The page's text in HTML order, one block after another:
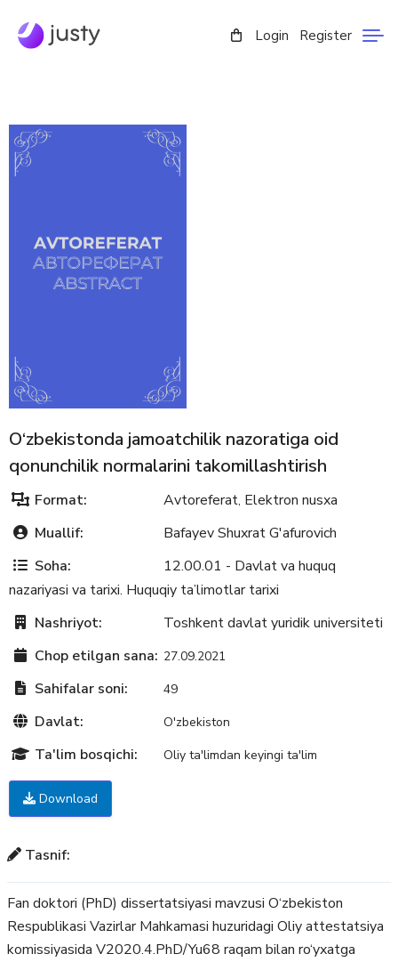
Login Register
O‘zbekistonda jamoatchilik nazoratiga oid
qonunchilik normalarini takomillashtirish
Format: Avtoreferat, Elektron nusxa
Muallif:
Bafayev Shuxrat G'afurovich
Soha:
12.00.01 - Davlat va huquq
nazariyasi va tarixi. Huquqiy ta’limotlar tarixi
Nashriyot:
Toshkent davlat yuridik universiteti
Chop etilgan sana: 27.09.2021
Sahifalar soni: 49
Davlat: O'zbekiston
Ta'lim bosqichi: Oliy ta'limdan keyingi ta'lim
Download
Tasnif:
Fan doktori (PhD) dissertatsiyasi mavzusi O‘zbekiston
Respublikasi Vazirlar Mahkamasi huzuridagi Oliy attestatsiya
komissiyasida V2020.4.PhD/Yu68 raqam bilan ro‘yxatga